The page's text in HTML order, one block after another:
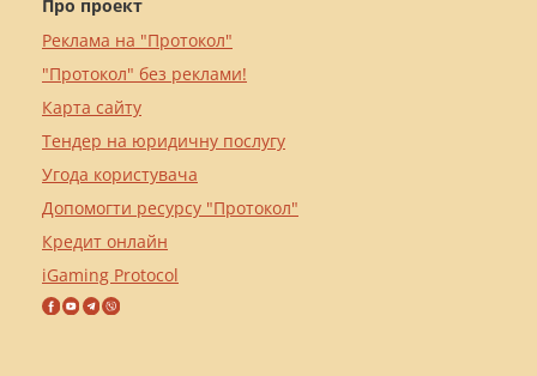
Про проект
Реклама на "Протокол"
"Протокол" без реклами!
Карта сайту
Тендер на юридичну послугу
Угода користувача
Допомогти ресурсу "Протокол"
Кредит онлайн
iGaming Protocol